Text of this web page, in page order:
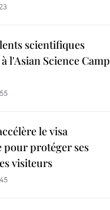
scientifiques
l'Asian Science Camp
le visa
pour protéger ses
visiteurs